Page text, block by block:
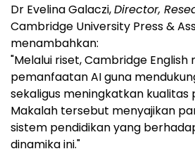
Dr Evelina Galaczi,Director,
Cambridge University Press &
menambahkan:
"Melalui riset, Cambridge English
pemanfaatan AI guna
sekaligus meningkatkan kualitas
Makalah tersebut menyajikan
sistem pendidikan yang
dinamika ini."